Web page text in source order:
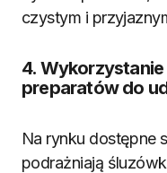
czystym i
4.
preparatów do
Na rynku dostępne
podrażniają